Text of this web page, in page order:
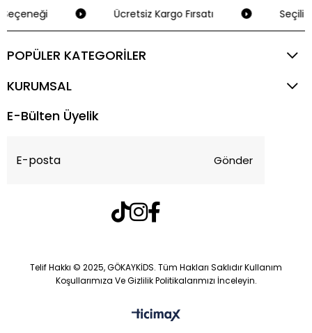
Ücretsiz Kargo Fırsatı Seçili
POPÜLER KATEGORİLER
KURUMSAL
E-Bülten Üyelik
Gönder
Telif Hakkı © 2025, GÖKAYKİDS. Tüm Hakları Saklıdır Kullanım
Koşullarımıza Ve Gizlilik Politikalarımızı İnceleyin.